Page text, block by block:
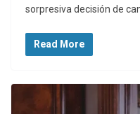
sorpresiva decisión de
Read More